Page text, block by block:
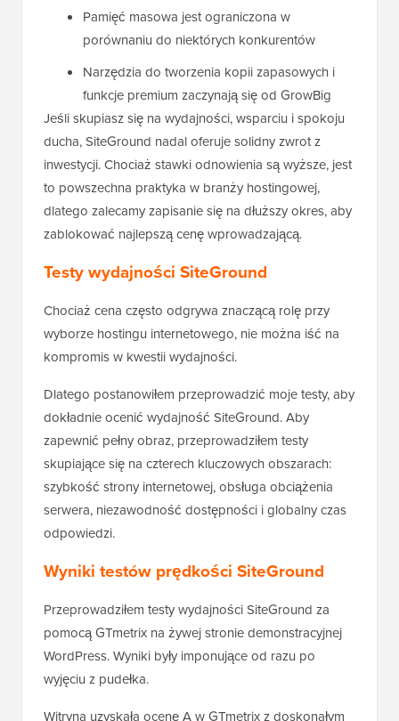
Pamięć masowa jest ograniczona w
porównaniu do niektórych konkurentów
Narzędzia do tworzenia kopii zapasowych i
funkcje premium zaczynają się od GrowBig
Jeśli skupiasz się na wydajności, wsparciu i spokoju
ducha, SiteGround nadal oferuje solidny zwrot z
inwestycji. Chociaż stawki odnowienia są wyższe, jest
to powszechna praktyka w branży hostingowej,
dlatego zalecamy zapisanie się na dłuższy okres, aby
zablokować najlepszą cenę wprowadzającą.
Testy wydajności SiteGround
Chociaż cena często odgrywa znaczącą rolę przy
wyborze hostingu internetowego, nie można iść na
kompromis w kwestii wydajności.
Dlatego postanowiłem przeprowadzić moje testy, aby
dokładnie ocenić wydajność SiteGround. Aby
zapewnić pełny obraz, przeprowadziłem testy
skupiające się na czterech kluczowych obszarach:
szybkość strony internetowej, obsługa obciążenia
serwera, niezawodność dostępności i globalny czas
odpowiedzi.
Wyniki testów prędkości SiteGround
Przeprowadziłem testy wydajności SiteGround za
pomocą GTmetrix na żywej stronie demonstracyjnej
WordPress. Wyniki były imponujące od razu po
wyjęciu z pudełka.
Witryna uzyskała ocenę A w GTmetrix z doskonałym